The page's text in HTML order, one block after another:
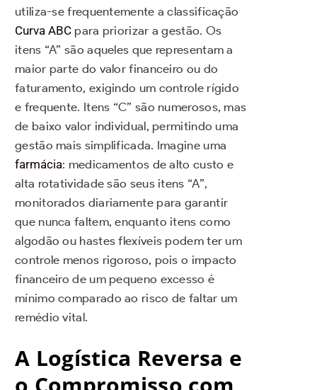
utiliza-se frequentemente a classificação
Curva ABC para priorizar a gestão. Os
itens “A” são aqueles que representam a
maior parte do valor financeiro ou do
faturamento, exigindo um controle rígido
e frequente. Itens “C” são numerosos, mas
de baixo valor individual, permitindo uma
gestão mais simplificada. Imagine uma
farmácia: medicamentos de alto custo e
alta rotatividade são seus itens “A”,
monitorados diariamente para garantir
que nunca faltem, enquanto itens como
algodão ou hastes flexíveis podem ter um
controle menos rigoroso, pois o impacto
financeiro de um pequeno excesso é
mínimo comparado ao risco de faltar um
remédio vital.
A Logística Reversa e